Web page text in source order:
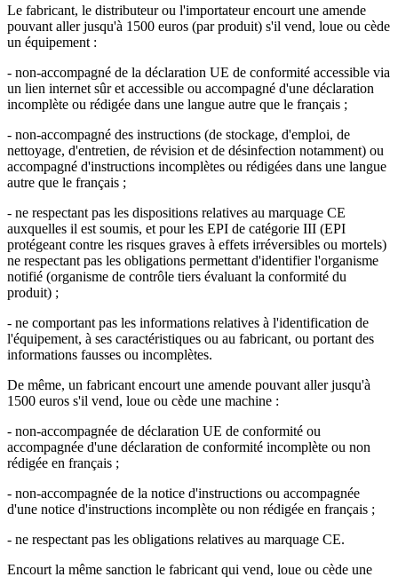
Le fabricant, le distributeur ou l'importateur encourt une amende
pouvant aller jusqu'à 1500 euros (par produit) s'il vend, loue ou cède
un équipement :
- non-accompagné de la déclaration UE de conformité accessible via
un lien internet sûr et accessible ou accompagné d'une déclaration
incomplète ou rédigée dans une langue autre que le français ;
- non-accompagné des instructions (de stockage, d'emploi, de
nettoyage, d'entretien, de révision et de désinfection notamment) ou
accompagné d'instructions incomplètes ou rédigées dans une langue
autre que le français ;
- ne respectant pas les dispositions relatives au marquage CE
auxquelles il est soumis, et pour les EPI de catégorie III (EPI
protégeant contre les risques graves à effets irréversibles ou mortels)
ne respectant pas les obligations permettant d'identifier l'organisme
notifié (organisme de contrôle tiers évaluant la conformité du
produit) ;
- ne comportant pas les informations relatives à l'identification de
l'équipement, à ses caractéristiques ou au fabricant, ou portant des
informations fausses ou incomplètes.
De même, un fabricant encourt une amende pouvant aller jusqu'à
1500 euros s'il vend, loue ou cède une machine :
- non-accompagnée de déclaration UE de conformité ou
accompagnée d'une déclaration de conformité incomplète ou non
rédigée en français ;
- non-accompagnée de la notice d'instructions ou accompagnée
d'une notice d'instructions incomplète ou non rédigée en français ;
- ne respectant pas les obligations relatives au marquage CE.
Encourt la même sanction le fabricant qui vend, loue ou cède une